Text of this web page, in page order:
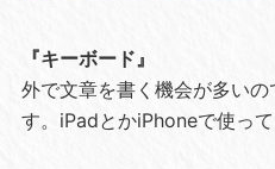
『キーボード』
外で文章を書く機会が多い
す。iPadとかiPhoneで使って